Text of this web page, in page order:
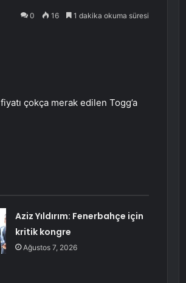
0 16 1 dakika okuma süresi
çokça merak edilen Togg’a
Aziz Yıldırım: Fenerbahçe için
kritik kongre
Ağustos 7, 2026